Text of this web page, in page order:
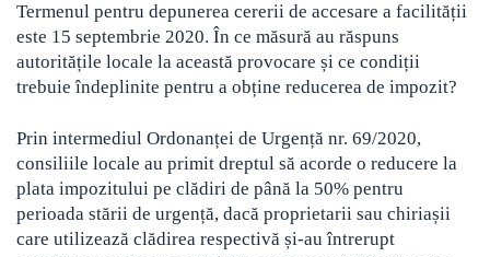
Termenul pentru depunerea cererii de accesare a facilității
este 15 septembrie 2020. În ce măsură au răspuns
autoritățile locale la această provocare și ce condiții
trebuie îndeplinite pentru a obține reducerea de impozit?
Prin intermediul Ordonanței de Urgență nr. 69/2020,
consiliile locale au primit dreptul să acorde o reducere la
plata impozitului pe clădiri de până la 50% pentru
perioada stării de urgență, dacă proprietarii sau chiriașii
care utilizează clădirea respectivă și-au întrerupt